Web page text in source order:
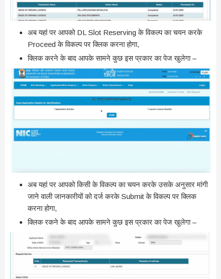
अब यहां पर आपको DL Slot Reserving के विकल्प का चयन करके
Proceed के विकल्प पर क्लिक करना होगा,
क्लिक करने के बाद आपके सामने कुछ इस प्रकार का पेज खुलेगा –
अब यहां पर आपको किसी के विकल्प का चयन करके उसके अनुसार मांगी
जाने वाली जानकारीयों को दर्ज करके Submit के विकल्प पर क्लिक
करना होगा,
क्लिक रकने के बाद आपके सामने कुछ इस प्रकार का पेज खुलेगा –